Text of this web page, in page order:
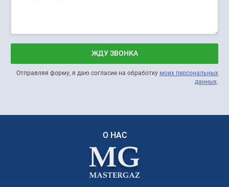
ЖДУ ЗВОНКА
Отправляя форму, я даю согласие на обработку моих персональных
данных.
О НАС